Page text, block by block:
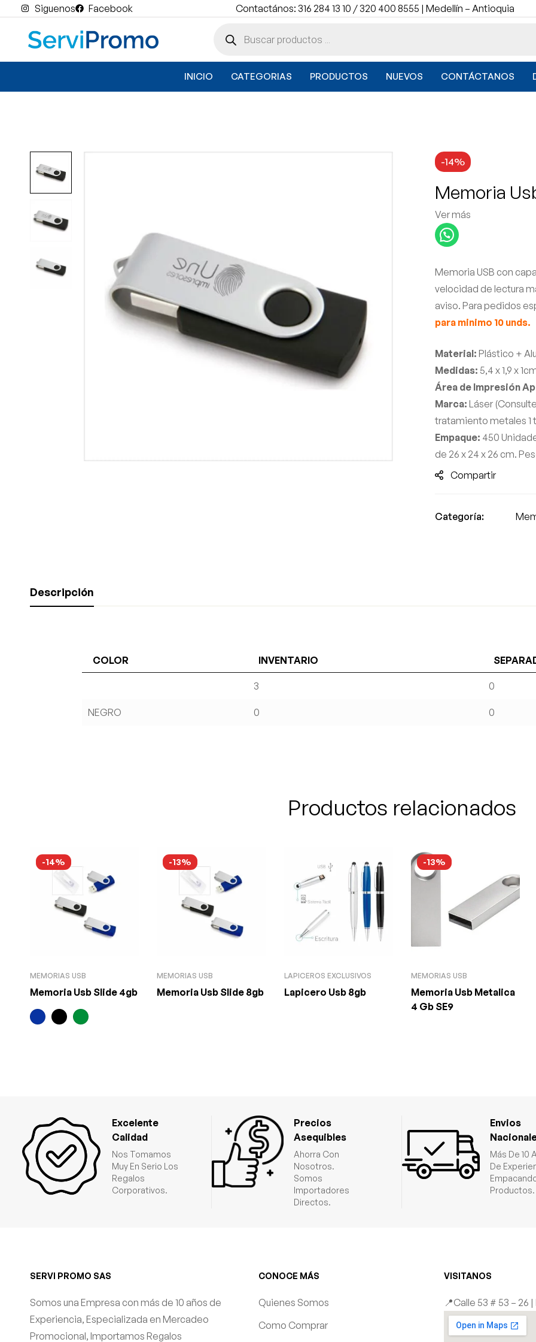
Siguenos Facebook Contactános: 316 284 13 10 / 320 400 8555 | Medellín – Antioquia
INICIO CATEGORIAS PRODUCTOS NUEVOS CONTÁCTANOS
-14%
Memoria
Ver más
Memoria USB con
velocidad de lectura
aviso. Para pedidos
para minimo 10 unds.
Material: Plástico +
Medidas: 5,4 x 1,9 x
Área de Impresión
Marca: Láser
tratamiento metales 1
Empaque: 450
de 26 x 24 x 26 cm.
Compartir
Categoría:
Descripción
COLOR INVENTARIO
3 0
NEGRO 0 0
Productos relacionados
-14%
MEMORIAS USB
Memoria Usb Slide 4gb
-13%
MEMORIAS USB
Memoria Usb Slide 8gb
LAPICEROS EXCLUSIVOS
Lapicero Usb 8gb
-13%
MEMORIAS USB
Memoria Usb Metalica
4 Gb SE9
Excelente
Calidad
Nos Tomamos
Muy En Serio Los
Regalos
Corporativos.
Precios
Asequibles
Ahorra Con
Nosotros.
Somos
Importadores
Directos.
Envios
Más De 10
De
Productos.
SERVI PROMO SAS
Somos una Empresa con más de 10 años de
Experiencia, Especializada en Mercadeo
Promocional, Importamos Regalos
CONOCE MÁS
Quienes Somos
Como Comprar
VISITANOS
📍Calle 53 # 53 – 26